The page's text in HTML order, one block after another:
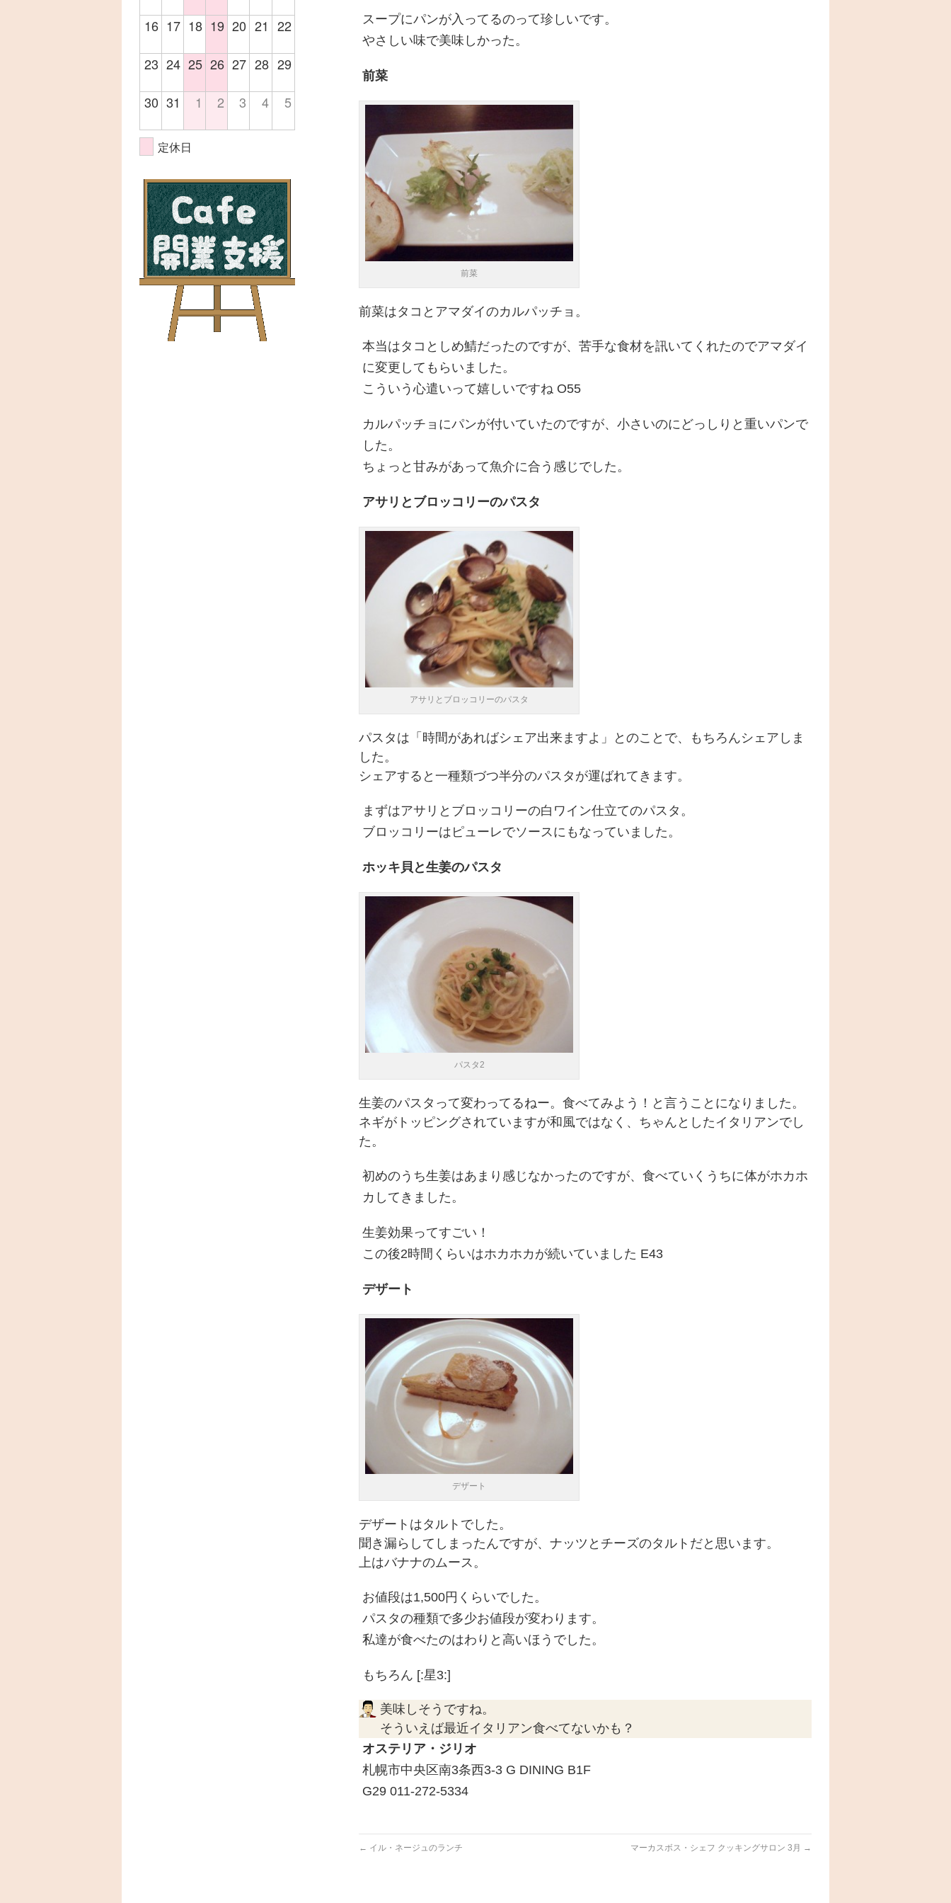
スープにパンが入ってるのって珍しいです。
やさしい味で美味しかった。
前菜
前菜
前菜はタコとアマダイのカルパッチョ。
本当はタコとしめ鯖だったのですが、苦手な食材を訊いてくれたのでアマダイ
に変更してもらいました。
こういう心遣いって嬉しいですね O55
カルパッチョにパンが付いていたのですが、小さいのにどっしりと重いパンで
した。
ちょっと甘みがあって魚介に合う感じでした。
アサリとブロッコリーのパスタ
アサリとブロッコリーのパスタ
パスタは「時間があればシェア出来ますよ」とのことで、もちろんシェアしま
した。
シェアすると一種類づつ半分のパスタが運ばれてきます。
まずはアサリとブロッコリーの白ワイン仕立てのパスタ。
ブロッコリーはピューレでソースにもなっていました。
ホッキ貝と生姜のパスタ
パスタ2
生姜のパスタって変わってるねー。食べてみよう！と言うことになりました。
ネギがトッピングされていますが和風ではなく、ちゃんとしたイタリアンでし
た。
初めのうち生姜はあまり感じなかったのですが、食べていくうちに体がホカホ
カしてきました。
生姜効果ってすごい！
この後2時間くらいはホカホカが続いていました E43
デザート
デザート
デザートはタルトでした。
聞き漏らしてしまったんですが、ナッツとチーズのタルトだと思います。
上はバナナのムース。
お値段は1,500円くらいでした。
パスタの種類で多少お値段が変わります。
私達が食べたのはわりと高いほうでした。
もちろん [:星3:]
美味しそうですね。
そういえば最近イタリアン食べてないかも？
オステリア・ジリオ
札幌市中央区南3条西3-3 G DINING B1F
G29 011-272-5334
← イル・ネージュのランチ マーカスボス・シェフ クッキングサロン 3月 →
16 17 18 19 20 21 22
23 24 25 26 27 28 29
30 31 1 2 3 4 5
定休日